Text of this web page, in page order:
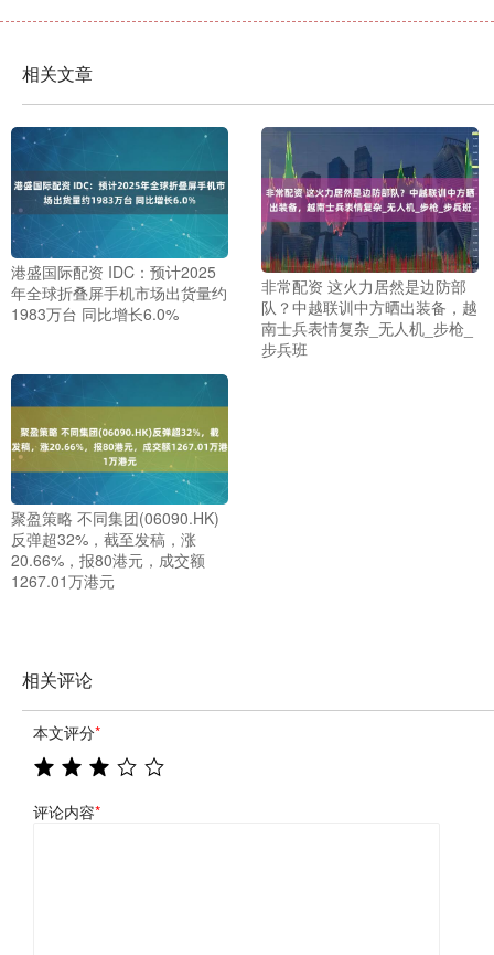
相关文章
港盛国际配资 IDC：预计2025
年全球折叠屏手机市场出货量约
1983万台 同比增长6.0%
非常配资 这火力居然是边防部
队？中越联训中方晒出装备，越
南士兵表情复杂_无人机_步枪_
步兵班
聚盈策略 不同集团(06090.HK)
反弹超32%，截至发稿，涨
20.66%，报80港元，成交额
1267.01万港元
相关评论
本文评分*
评论内容*